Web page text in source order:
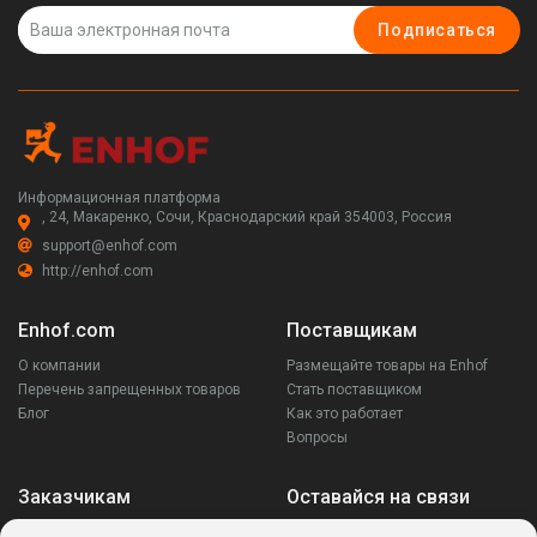
Подписаться
Информационная платформа
, 24, Макаренко, Сочи, Краснодарский край 354003, Россия
support@enhof.com
http://enhof.com
Enhof.com
О компании
Перечень запрещенных товаров
Блог
Поставщикам
Размещайте товары на Enhof
Стать поставщиком
Как это работает
Вопросы
Заказчикам Оставайся на связи